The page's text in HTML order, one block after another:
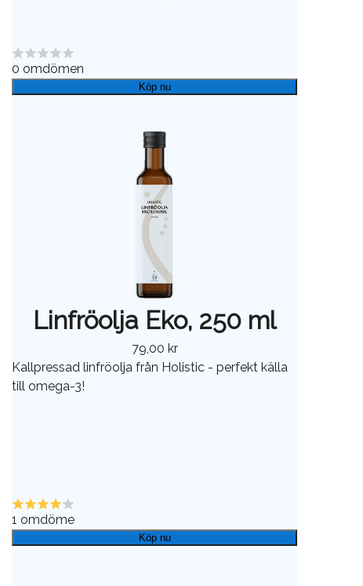
0 omdömen
Köp nu
Linfröolja Eko, 250 ml
79,00 kr
Kallpressad linfröolja från Holistic - perfekt källa
till omega-3!
1 omdöme
Köp nu